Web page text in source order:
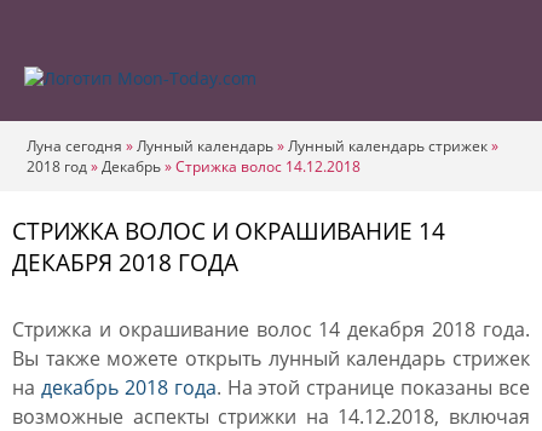
Луна сегодня »Лунный календарь»Лунный календарь стрижек»
2018 год»Декабрь»Стрижка волос 14.12.2018
СТРИЖКА ВОЛОС И ОКРАШИВАНИЕ 14
ДЕКАБРЯ 2018 ГОДА
Стрижка и окрашивание волос 14 декабря 2018 года.
Вы также можете открыть лунный календарь стрижек
на декабрь 2018 года. На этой странице показаны все
возможные аспекты стрижки на 14.12.2018, включая